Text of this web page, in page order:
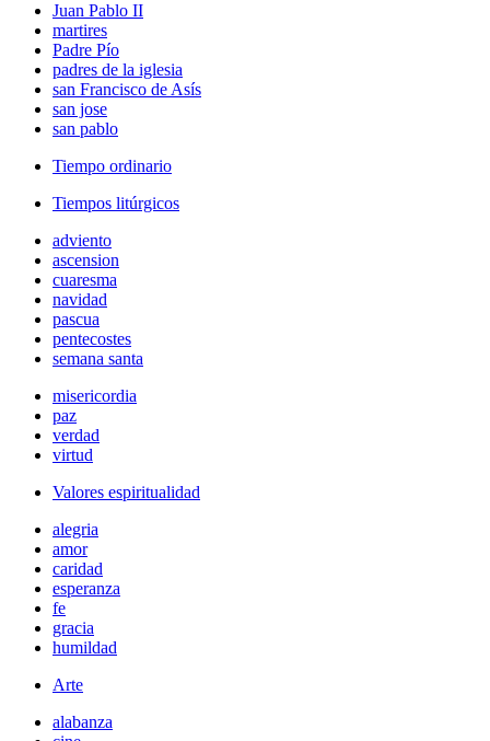
Juan Pablo II
martires
Padre Pío
padres de la iglesia
san Francisco de Asís
san jose
san pablo
Tiempo ordinario
Tiempos litúrgicos
adviento
ascension
cuaresma
navidad
pascua
pentecostes
semana santa
misericordia
paz
verdad
virtud
Valores espiritualidad
alegria
amor
caridad
esperanza
fe
gracia
humildad
Arte
alabanza